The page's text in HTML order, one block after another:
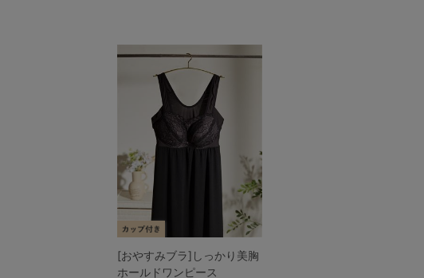
[おやすみブラ]しっかり美胸
ホールドワンピース